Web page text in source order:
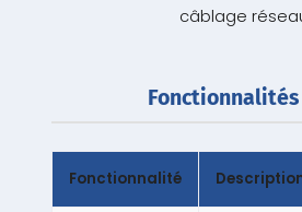
câblage
Fonctionnalité